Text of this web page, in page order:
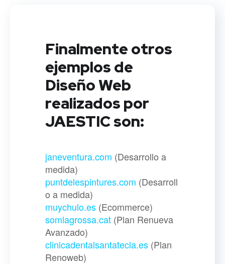
Finalmente otros
ejemplos de
Diseño Web
realizados por
JAESTIC son:
janeventura.com (Desarrollo a
medida)
puntdelespintures.com (Desarroll
o a medida)
muychulo.es (Ecommerce)
somlagrossa.cat (Plan Renueva
Avanzado)
clinicadentalsantatecla.es (Plan
Renoweb)